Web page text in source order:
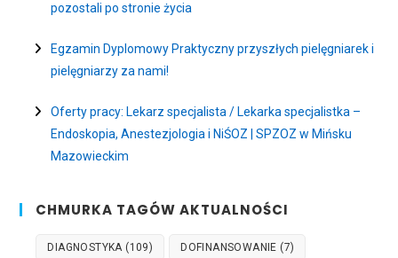
pozostali po stronie życia
Egzamin Dyplomowy Praktyczny przyszłych pielęgniarek i
pielęgniarzy za nami!
Oferty pracy: Lekarz specjalista / Lekarka specjalistka –
Endoskopia, Anestezjologia i NiŚOZ | SPZOZ w Mińsku
Mazowieckim
CHMURKA TAGÓW AKTUALNOŚCI
DIAGNOSTYKA(109) DOFINANSOWANIE (7)